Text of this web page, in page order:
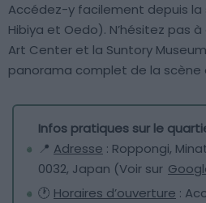
Accédez-y facilement depuis
Hibiya et Oedo). N’hésitez pas
Art Center et la Suntory
panorama complet de la
Infos pratiques sur le
📍 Adresse : Roppongi,
0032, Japan (Voir sur
🕐 Horaires d’ouverture :